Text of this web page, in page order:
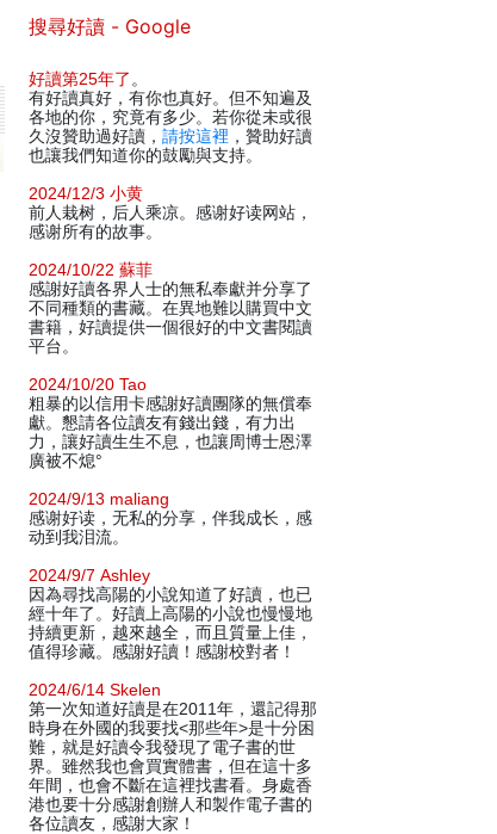
搜尋好讀 - Google
好讀第25年了 。
有好讀真好，有你也真好。但不知遍及
各地的你，究竟有多少。若你從未或很
久沒贊助過好讀， 請按這裡 ，贊助好讀
也讓我們知道你的鼓勵與支持。
2024/12/3 小黄
前人栽树，后人乘凉。感谢好读网站，
感谢所有的故事。
2024/10/22 蘇菲
感謝好讀各界人士的無私奉獻并分享了
不同種類的書藏。在異地難以購買中文
書籍，好讀提供一個很好的中文書閱讀
平台。
2024/10/20 Tao
粗暴的以信用卡感謝好讀團隊的無償奉
獻。懇請各位讀友有錢出錢，有力出
力，讓好讀生生不息，也讓周博士恩澤
廣被不熄°
2024/9/13 maliang
感谢好读，无私的分享，伴我成长，感
动到我泪流。
2024/9/7 Ashley
因為尋找高陽的小說知道了好讀，也已
經十年了。好讀上高陽的小說也慢慢地
持續更新，越來越全，而且質量上佳，
值得珍藏。感謝好讀！感謝校對者！
2024/6/14 Skelen
第一次知道好讀是在2011年，還記得那
時身在外國的我要找<那些年>是十分困
難，就是好讀令我發現了電子書的世
界。雖然我也會買實體書，但在這十多
年間，也會不斷在這裡找書看。身處香
港也要十分感謝創辦人和製作電子書的
各位讀友，感謝大家！